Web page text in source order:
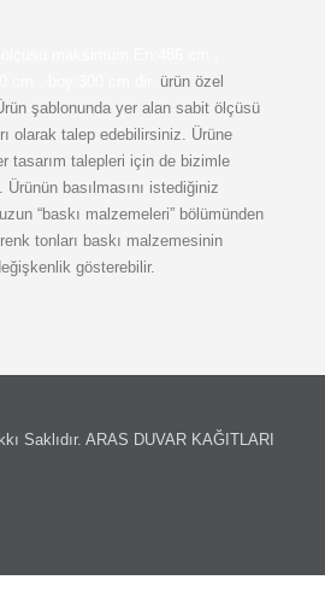
ürün özel
şablonunda yer alan sabit ölçüsü
olarak talep edebilirsiniz. Ürüne
tasarım talepleri için de bizimle
basılmasını istediğiniz
“baskı malzemeleri” bölümünden
tonları baskı malzemesinin
gösterebilir.
Saklıdır. ARAS DUVAR KAĞITLARI